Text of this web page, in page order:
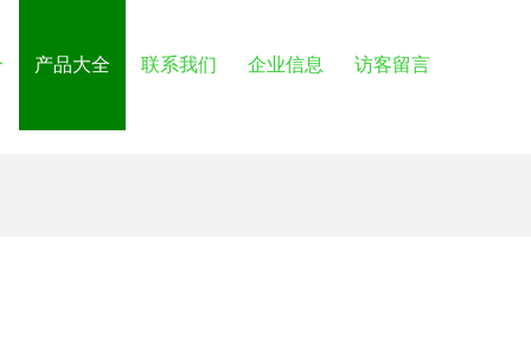
产品大全 联系我们 企业信息 访客留言